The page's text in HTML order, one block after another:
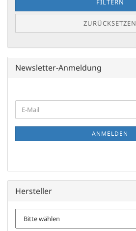
FILTERN
ZURÜCKSETZEN
Newsletter-Anmeldung
ZUR
NEWSLETTER-
E-
Mail
ANMELDEN
Hersteller